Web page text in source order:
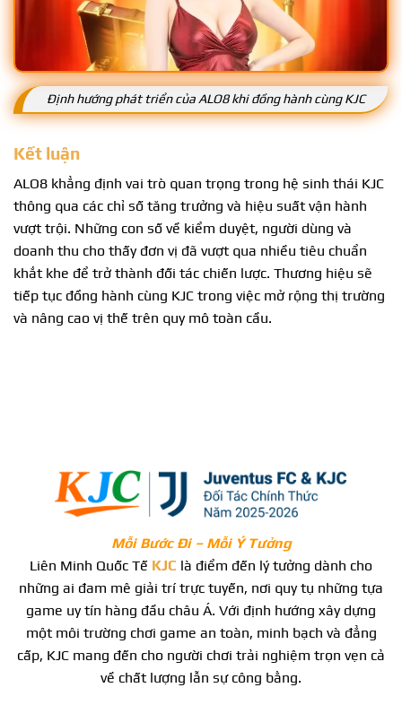
Định hướng phát triển của ALO8 khi đồng hành cùng KJC
Kết luận
ALO8 khẳng định vai trò quan trọng trong hệ sinh thái KJC
thông qua các chỉ số tăng trưởng và hiệu suất vận hành
vượt trội. Những con số về kiểm duyệt, người dùng và
doanh thu cho thấy đơn vị đã vượt qua nhiều tiêu chuẩn
khắt khe để trở thành đối tác chiến lược. Thương hiệu sẽ
tiếp tục đồng hành cùng KJC trong việc mở rộng thị trường
và nâng cao vị thế trên quy mô toàn cầu.
Mỗi Bước Đi – Mỗi Ý Tưởng
Liên Minh Quốc Tế KJC là điểm đến lý tưởng dành cho
những ai đam mê giải trí trực tuyến, nơi quy tụ những tựa
game uy tín hàng đầu châu Á. Với định hướng xây dựng
một môi trường chơi game an toàn, minh bạch và đẳng
cấp, KJC mang đến cho người chơi trải nghiệm trọn vẹn cả
về chất lượng lẫn sự công bằng.